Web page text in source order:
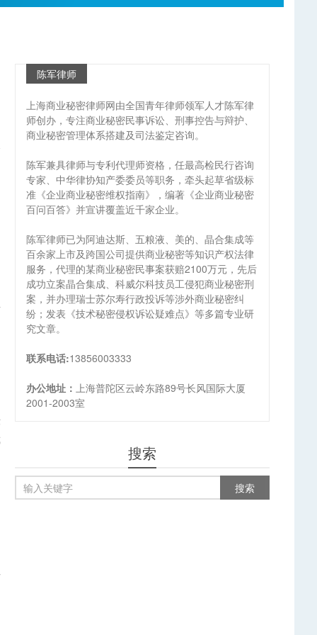
陈军律师
上海商业秘密律师网由全国青年律师领军人才陈军律
师创办，专注商业秘密民事诉讼、刑事控告与辩护、
商业秘密管理体系搭建及司法鉴定咨询。
陈军兼具律师与专利代理师资格，任最高检民行咨询
专家、中华律协知产委委员等职务，牵头起草省级标
准《企业商业秘密维权指南》，编著《企业商业秘密
百问百答》并宣讲覆盖近千家企业。
陈军律师已为阿迪达斯、五粮液、美的、晶合集成等
百余家上市及跨国公司提供商业秘密等知识产权法律
服务，代理的某商业秘密民事案获赔2100万元，先后
成功立案晶合集成、科威尔科技员工侵犯商业秘密刑
案，并办理瑞士苏尔寿行政投诉等涉外商业秘密纠
纷；发表《技术秘密侵权诉讼疑难点》等多篇专业研
究文章。
联系电话:13856003333
办公地址： 上海普陀区云岭东路89号长风国际大厦
2001-2003室
搜索